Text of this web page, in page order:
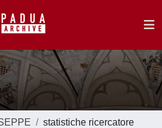
statistiche ricercatore